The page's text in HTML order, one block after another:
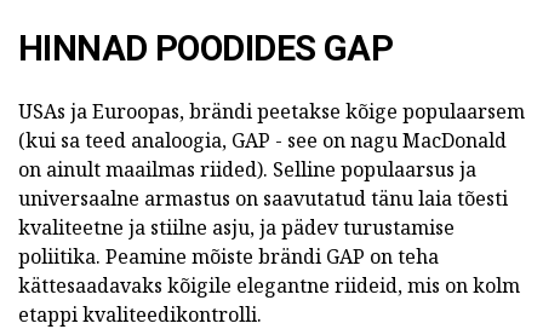
HINNAD POODIDES GAP
USAs ja Euroopas, brändi peetakse kõige populaarsem
(kui sa teed analoogia, GAP - see on nagu MacDonald
on ainult maailmas riided). Selline populaarsus ja
universaalne armastus on saavutatud tänu laia tõesti
kvaliteetne ja stiilne asju, ja pädev turustamise
poliitika. Peamine mõiste brändi GAP on teha
kättesaadavaks kõigile elegantne riideid, mis on kolm
etappi kvaliteedikontrolli.